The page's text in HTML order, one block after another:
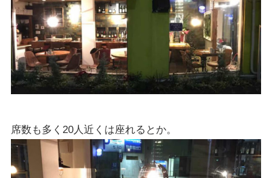
席数も多く20人近くは座れるとか。